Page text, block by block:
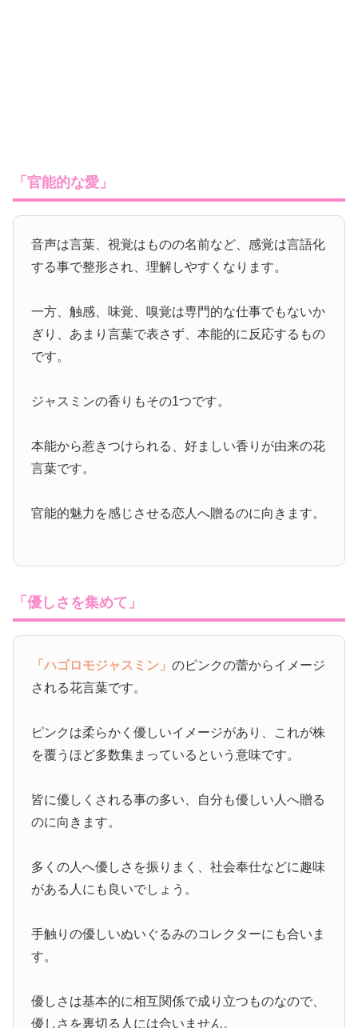
「官能的な愛」
音声は言葉、視覚はものの名前など、感覚は言語化
する事で整形され、理解しやすくなります。
一方、触感、味覚、嗅覚は専門的な仕事でもないか
ぎり、あまり言葉で表さず、本能的に反応するもの
です。
ジャスミンの香りもその1つです。
本能から惹きつけられる、好ましい香りが由来の花
言葉です。
官能的魅力を感じさせる恋人へ贈るのに向きます。
「優しさを集めて」
「ハゴロモジャスミン」のピンクの蕾からイメージ
される花言葉です。
ピンクは柔らかく優しいイメージがあり、これが株
を覆うほど多数集まっているという意味です。
皆に優しくされる事の多い、自分も優しい人へ贈る
のに向きます。
多くの人へ優しさを振りまく、社会奉仕などに趣味
がある人にも良いでしょう。
手触りの優しいぬいぐるみのコレクターにも合いま
す。
優しさは基本的に相互関係で成り立つものなので、
優しさを裏切る人には合いません。